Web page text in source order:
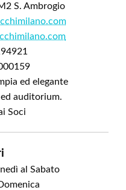
S. Ambrogio
ed elegante
auditorium.
Soci
al Sabato